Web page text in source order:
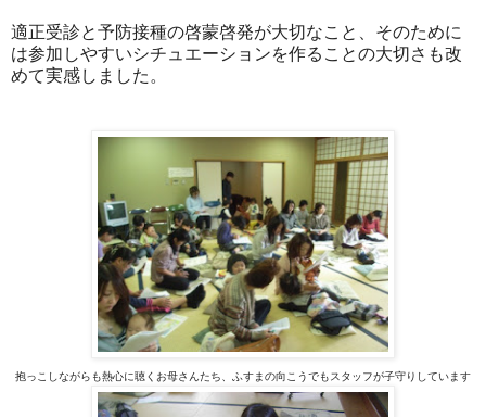
適正受診と予防接種の啓蒙啓発が大切なこと、そのために
は参加しやすいシチュエーションを作ることの大切さも改
めて実感しました。
抱っこしながらも熱心に聴くお母さんたち、ふすまの向こうでもスタッフが子守りしています